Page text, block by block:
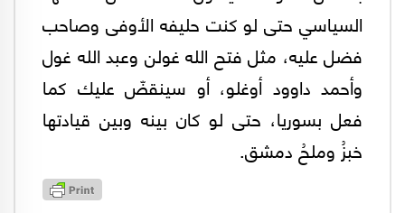
السياسي حتى لو كنت حليفه الأوفى وصاحب
فضل عليه، مثل فتح الله غولن وعبد الله غول
وأحمد داوود أوغلو، أو سينقضّ عليك كما
فعل بسوريا، حتى لو كان بينه وبين قيادتها
خبزُ وملحُ دمشق.